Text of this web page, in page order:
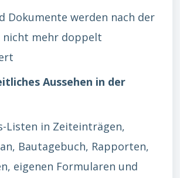
Dokumente werden nach der
nicht mehr doppelt
Aussehen in der
Listen in Zeiteinträgen,
Bautagebuch, Rapporten,
eigenen Formularen und